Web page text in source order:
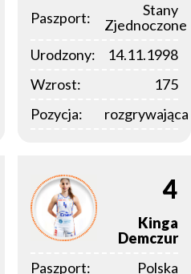
Paszport:
Stany
Zjednoczone
Urodzony:
14.11.1998
Wzrost:
175
Pozycja:
rozgrywająca
4
Kinga
Demczur
Paszport:
Polska